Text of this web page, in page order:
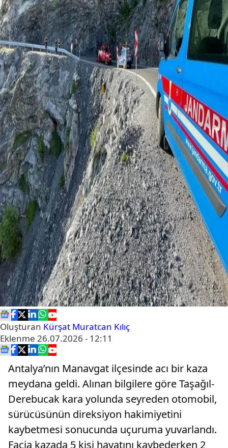
Oluşturan Kürşat Muratcan Kılıç
Eklenme 26.07.2026 - 12:11
Antalya’nın Manavgat ilçesinde acı bir kaza
meydana geldi. Alınan bilgilere göre Taşağıl-
Derebucak kara yolunda seyreden otomobil,
sürücüsünün direksiyon hakimiyetini
kaybetmesi sonucunda uçuruma yuvarlandı.
Facia kazada 5 kişi hayatını kaybederken 2